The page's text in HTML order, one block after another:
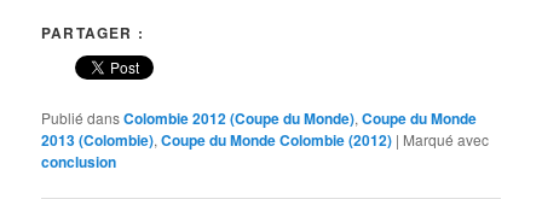
PARTAGER :
Publié dansColombie 2012 (Coupe du Monde),Coupe du Monde
2013 (Colombie),Coupe du Monde Colombie (2012) | Marqué avec
conclusion